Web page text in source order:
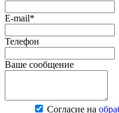
E-mail*
Телефон
Ваше сообщение
Согласие на